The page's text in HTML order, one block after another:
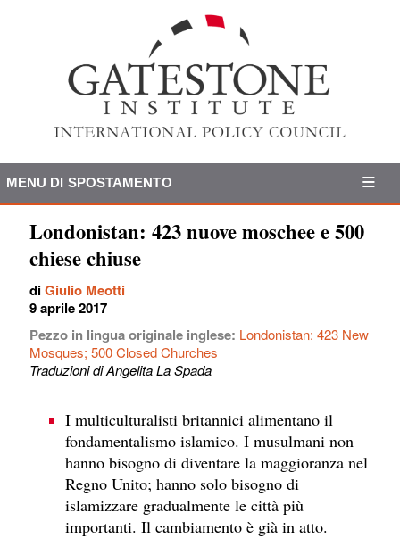
MENU DI SPOSTAMENTO
Londonistan: 423 nuove moschee e 500
chiese chiuse
diGiulio Meotti
9 aprile 2017
Pezzo in lingua originale inglese: Londonistan: 423 New
Mosques; 500 Closed Churches
Traduzioni di Angelita La Spada
I multiculturalisti britannici alimentano il
fondamentalismo islamico. I musulmani non
hanno bisogno di diventare la maggioranza nel
Regno Unito; hanno solo bisogno di
islamizzare gradualmente le città più
importanti. Il cambiamento è già in atto.